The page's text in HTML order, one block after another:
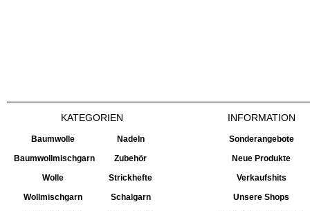
KATEGORIEN
Baumwolle
Baumwollmischgarn
Wolle
Wollmischgarn
Nadeln
Zubehör
Strickhefte
Schalgarn
INFORMATION
Sonderangebote
Neue Produkte
Verkaufshits
Unsere Shops